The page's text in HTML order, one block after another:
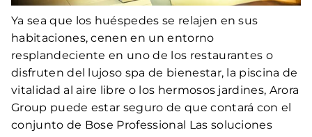
Ya sea que los huéspedes se relajen en sus
habitaciones, cenen en un entorno
resplandeciente en uno de los restaurantes o
disfruten del lujoso spa de bienestar, la piscina de
vitalidad al aire libre o los hermosos jardines, Arora
Group puede estar seguro de que contará con el
conjunto de Bose Professional Las soluciones